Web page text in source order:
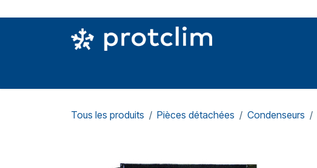
Tous les produits Pièces détachées Condenseurs